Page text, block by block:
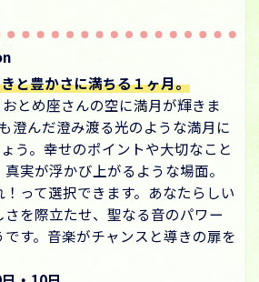
と豊かさに満ちる１ヶ月。
とめ座さんの空に満月が輝きま
澄んだ澄み渡る光のような満月に
う。幸せのポイントや大切なこと
実が浮かび上がるような場面。
って選択できます。あなたらしい
を際立たせ、聖なる音のパワー
す。音楽がチャンスと導きの扉を